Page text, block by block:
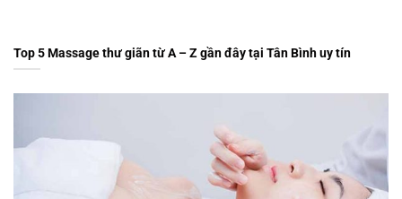
Top 5 Massage thư giãn từ A – Z gần đây tại Tân Bình uy tín